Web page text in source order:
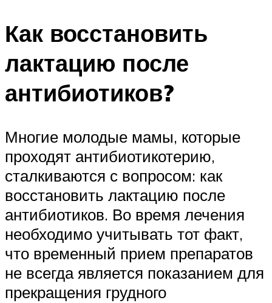
Как восстановить
лактацию после
антибиотиков?
Многие молодые мамы, которые
проходят антибиотикотерию,
сталкиваются с вопросом: как
восстановить лактацию после
антибиотиков. Во время лечения
необходимо учитывать тот факт,
что временный прием препаратов
не всегда является показанием для
прекращения грудного